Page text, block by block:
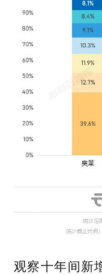
观察十年间新